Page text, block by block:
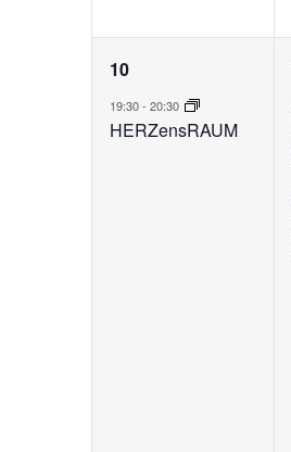
1
Veranstaltung,
10
19:30- 20:30
HERZensRAUM